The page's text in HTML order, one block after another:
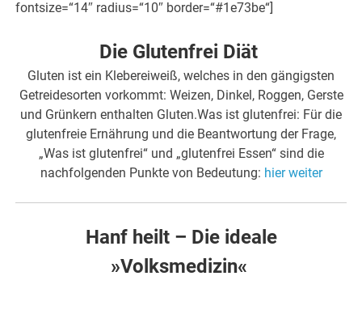
fontsize=“14″ radius=“10″ border=“#1e73be“]
Die Glutenfrei Diät
Gluten ist ein Klebereiweiß, welches in den gängigsten
Getreidesorten vorkommt: Weizen, Dinkel, Roggen, Gerste
und Grünkern enthalten Gluten.Was ist glutenfrei: Für die
glutenfreie Ernährung und die Beantwortung der Frage,
„Was ist glutenfrei“ und „glutenfrei Essen“ sind die
nachfolgenden Punkte von Bedeutung: hier weiter
Hanf heilt – Die ideale
»Volksmedizin«